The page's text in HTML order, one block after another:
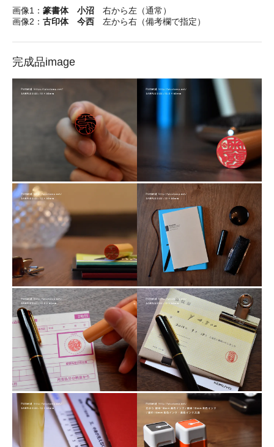
画像1： 篆書体 小沼 右から左（通常）
画像2： 古印体 今西 左から右（備考欄で指定）
完成品image